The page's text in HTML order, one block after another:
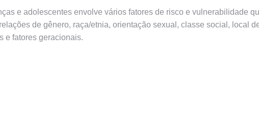
e adolescentes envolve vários fatores de risco e vulnerabilidade
de gênero, raça/etnia, orientação sexual, classe social, local
e fatores geracionais.